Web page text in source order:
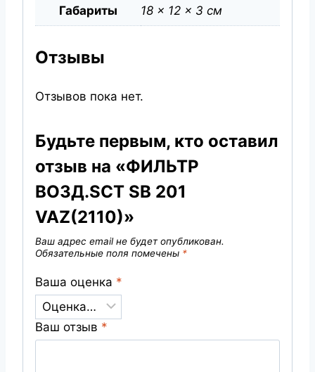
Габариты 18 × 12 × 3 см
Отзывы
Отзывов пока нет.
Будьте первым, кто оставил
отзыв на «ФИЛЬТР
ВОЗД.SCT SB 201
VAZ(2110)»
Ваш адрес email не будет опубликован.
Обязательные поля помечены *
Ваша оценка *
Ваш отзыв *